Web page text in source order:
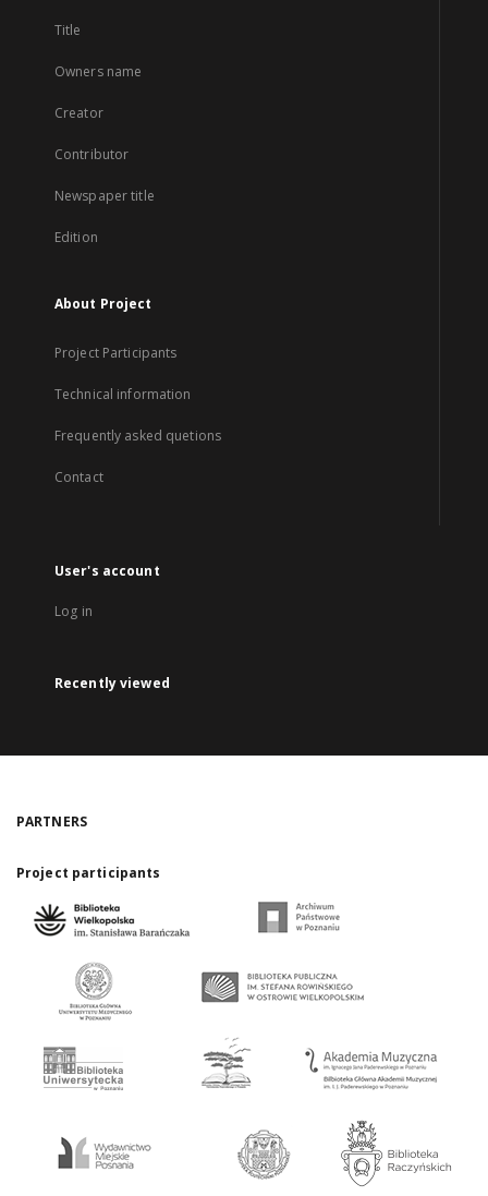
Title
Owners name
Creator
Contributor
Newspaper title
Edition
About Project
Project Participants
Technical information
Frequently asked quetions
Contact
User's account
Log in
Recently viewed
PARTNERS
Project participants